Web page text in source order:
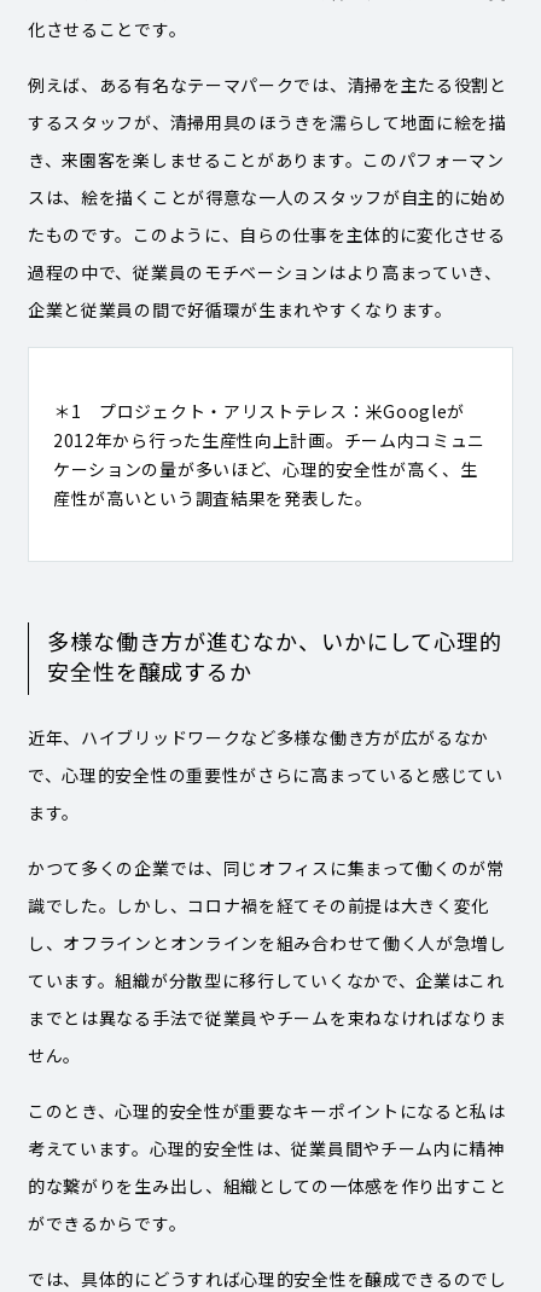
化させることです。
例えば、ある有名なテーマパークでは、清掃を主たる役割と
するスタッフが、清掃用具のほうきを濡らして地面に絵を描
き、来園客を楽しませることがあります。このパフォーマン
スは、絵を描くことが得意な一人のスタッフが自主的に始め
たものです。このように、自らの仕事を主体的に変化させる
過程の中で、従業員のモチベーションはより高まっていき、
企業と従業員の間で好循環が生まれやすくなります。
＊1 プロジェクト・アリストテレス：米Googleが
2012年から行った生産性向上計画。チーム内コミュニ
ケーションの量が多いほど、心理的安全性が高く、生
産性が高いという調査結果を発表した。
多様な働き方が進むなか、いかにして心理的
安全性を醸成するか
近年、ハイブリッドワークなど多様な働き方が広がるなか
で、心理的安全性の重要性がさらに高まっていると感じてい
ます。
かつて多くの企業では、同じオフィスに集まって働くのが常
識でした。しかし、コロナ禍を経てその前提は大きく変化
し、オフラインとオンラインを組み合わせて働く人が急増し
ています。組織が分散型に移行していくなかで、企業はこれ
までとは異なる手法で従業員やチームを束ねなければなりま
せん。
このとき、心理的安全性が重要なキーポイントになると私は
考えています。心理的安全性は、従業員間やチーム内に精神
的な繋がりを生み出し、組織としての一体感を作り出すこと
ができるからです。
では、具体的にどうすれば心理的安全性を醸成できるのでし